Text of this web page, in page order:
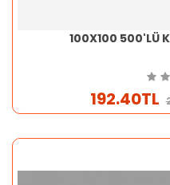
100X100 500'LÜ
192.40TL